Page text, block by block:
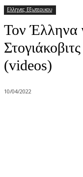
Ελληνες Εξωτερικου
Τον Έλληνα
(videos)
10/04/2022